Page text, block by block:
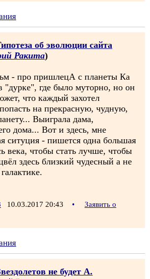
об эволюции сайта
Ракита)
- про пришлецА с планеты Ка
где было муторно, но он
что каждый захотел
на прекрасную, чудную,
Выиграла дама,
дома... Вот и здесь, мне
ситуция - пишется одна большая
века, чтобы стать лучше, чтобы
здесь близкий чудесный а не
10.03.2017 20:43 •
Заявить о
не будет А.